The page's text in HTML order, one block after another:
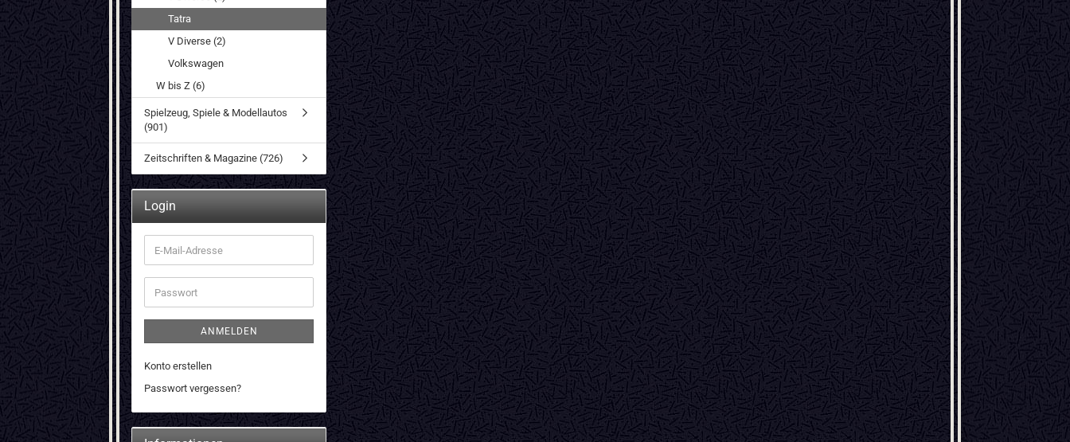
Tatra
V Diverse (2)
Volkswagen
W bis Z (6)
Spielzeug, Spiele & Modellautos
(901)
Zeitschriften & Magazine (726)
Login
E-
Mail-
Adresse
Passwort
ANMELDEN
Konto erstellen
Passwort vergessen?